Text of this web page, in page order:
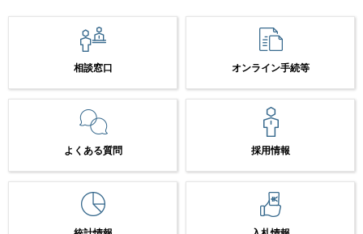
相談窓口 オンライン手続等
よくある質問 採用情報